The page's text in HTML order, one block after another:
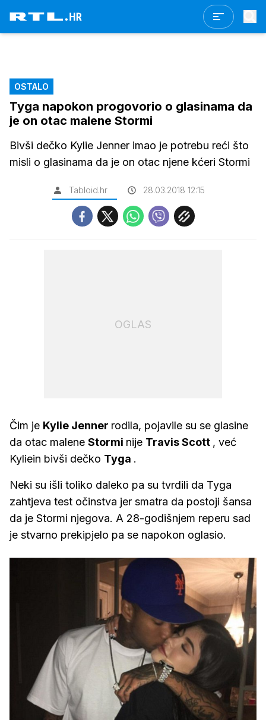
OSTALO
Tyga napokon progovorio o glasinama da
je on otac malene Stormi
Bivši dečko Kylie Jenner imao je potrebu reći što
misli o glasinama da je on otac njene kćeri Stormi
Tabloid.hr 28.03.2018 12:15
OGLAS
Čim je Kylie Jenner rodila, pojavile su se glasine
da otac malene Stormi nije Travis Scott , već
Kyliein bivši dečko Tyga .
Neki su išli toliko daleko pa su tvrdili da Tyga
zahtjeva test očinstva jer smatra da postoji šansa
da je Stormi njegova. A 28-godišnjem reperu sad
je stvarno prekipjelo pa se napokon oglasio.